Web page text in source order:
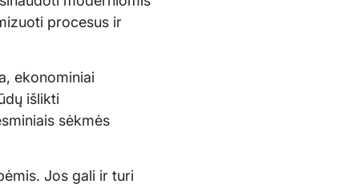
procesus ir
ekonominiai
išlikti
sėkmės
Jos gali ir turi